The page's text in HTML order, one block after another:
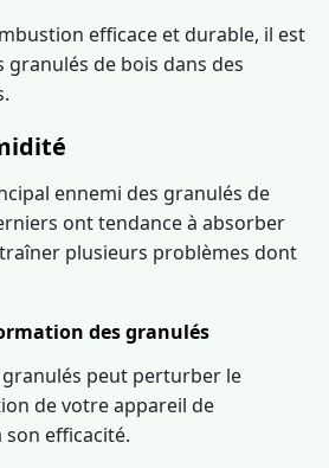
efficace et durable, il est
granulés de bois dans des
ennemi des granulés de
ont tendance à absorber
plusieurs problèmes dont
des granulés
peut perturber le
de votre appareil de
efficacité.